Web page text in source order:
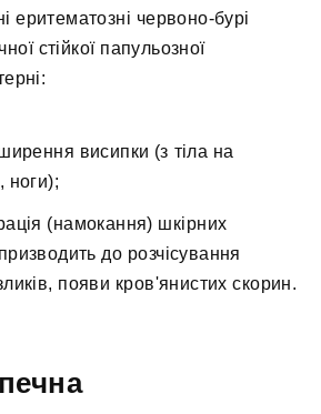
еритематозні червоно-бурі
стійкої папульозної
висипки (з тіла на
ноги);
(намокання) шкірних
до розчісування
появи кров'янистих скорин.